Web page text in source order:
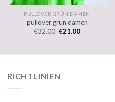
PULLOVER GRÜN DAMEN
pullover grün damen
€32.00 €21.00
RICHTLINIEN